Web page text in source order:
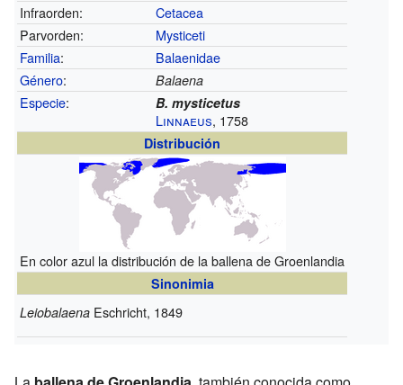
Infraorden:
Cetacea
Parvorden:
Mysticeti
Familia:
Balaenidae
Género: Balaena
Especie: B. mysticetus
Linnaeus, 1758
Distribución
En color azul la distribución de la ballena de Groenlandia
Sinonimia
Leiobalaena Eschricht, 1849